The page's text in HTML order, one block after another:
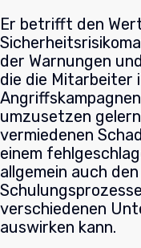
Er betrifft den
der Warnungen
die die Mitarbeiter
umzusetzen
vermiedenen
einem
allgemein auch
verschiedenen
auswirken kann.